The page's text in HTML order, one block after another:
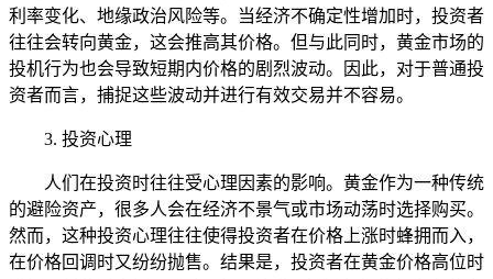
利率变化、地缘政治风险等。当经济不确定性增加时，投资者
往往会转向黄金，这会推高其价格。但与此同时，黄金市场的
投机行为也会导致短期内价格的剧烈波动。因此，对于普通投
资者而言，捕捉这些波动并进行有效交易并不容易。
3. 投资心理
人们在投资时往往受心理因素的影响。黄金作为一种传统
的避险资产，很多人会在经济不景气或市场动荡时选择购买。
然而，这种投资心理往往使得投资者在价格上涨时蜂拥而入，
在价格回调时又纷纷抛售。结果是，投资者在黄金价格高位时